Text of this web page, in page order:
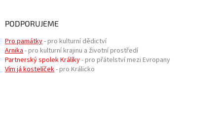
PODPORUJEME
Pro památky- pro kulturní dědictví
Arnika - pro kulturní krajinu a životní prostředí
Partnerský spolek Králíky- pro přátelství mezi Evropany
Vím já kostelíček- pro Králicko